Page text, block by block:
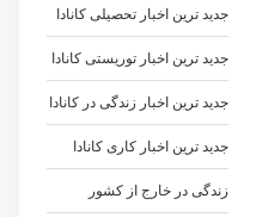
جدید ترین اخبار تحصیلی کانادا
جدید ترین اخبار توریستی کانادا
جدید ترین اخبار زندگی در کانادا
جدید ترین اخبار کاری کانادا
زندگی در خارج از کشور